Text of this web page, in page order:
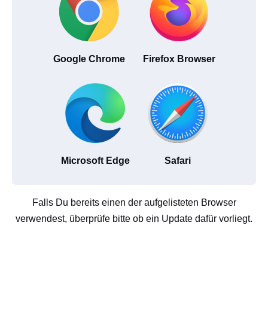
Google Chrome Firefox Browser
Microsoft Edge Safari
Falls Du bereits einen der aufgelisteten Browser
verwendest, überprüfe bitte ob ein Update dafür vorliegt.